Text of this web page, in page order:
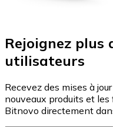
Rejoignez plus
utilisateurs
Recevez des mises à
nouveaux produits et
Bitnovo directement